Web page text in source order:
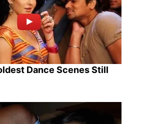
Dance Scenes Still